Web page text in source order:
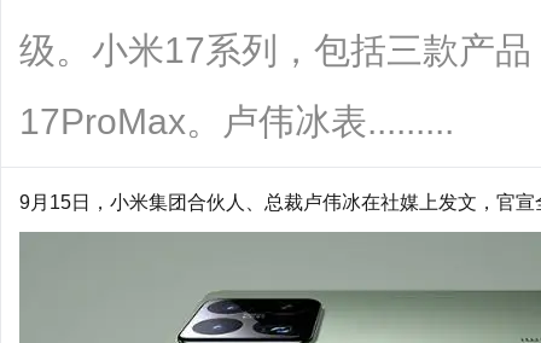
级。小米17系列，包括三款产
17ProMax。卢伟冰表.........
9月15日， 小米集团合伙人、总裁卢伟冰在社媒上发文，官